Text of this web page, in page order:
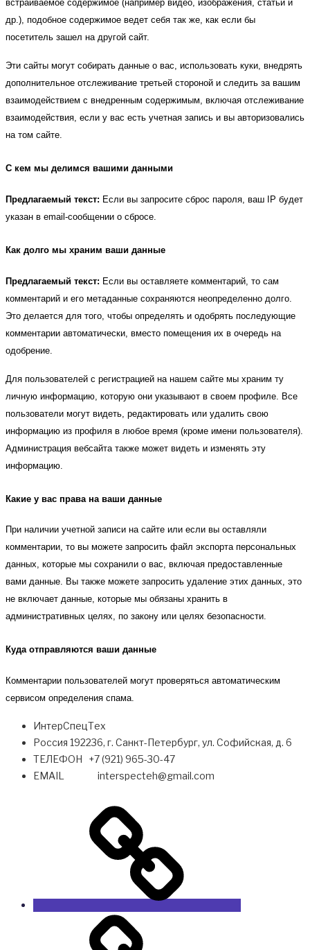
встраиваемое содержимое (например видео, изображения, статьи и
др.), подобное содержимое ведет себя так же, как если бы
посетитель зашел на другой сайт.
Эти сайты могут собирать данные о вас, использовать куки, внедрять
дополнительное отслеживание третьей стороной и следить за вашим
взаимодействием с внедренным содержимым, включая отслеживание
взаимодействия, если у вас есть учетная запись и вы авторизовались
на том сайте.
С кем мы делимся вашими данными
Предлагаемый текст: Если вы запросите сброс пароля, ваш IP будет
указан в email-сообщении о сбросе.
Как долго мы храним ваши данные
Предлагаемый текст: Если вы оставляете комментарий, то сам
комментарий и его метаданные сохраняются неопределенно долго.
Это делается для того, чтобы определять и одобрять последующие
комментарии автоматически, вместо помещения их в очередь на
одобрение.
Для пользователей с регистрацией на нашем сайте мы храним ту
личную информацию, которую они указывают в своем профиле. Все
пользователи могут видеть, редактировать или удалить свою
информацию из профиля в любое время (кроме имени пользователя).
Администрация вебсайта также может видеть и изменять эту
информацию.
Какие у вас права на ваши данные
При наличии учетной записи на сайте или если вы оставляли
комментарии, то вы можете запросить файл экспорта персональных
данных, которые мы сохранили о вас, включая предоставленные
вами данные. Вы также можете запросить удаление этих данных, это
не включает данные, которые мы обязаны хранить в
административных целях, по закону или целях безопасности.
Куда отправляются ваши данные
Комментарии пользователей могут проверяться автоматическим
сервисом определения спама.
ИнтерСпецТех
Россия 192236, г. Санкт-Петербург, ул. Софийская, д. 6
ТЕЛЕФОН +7 (921) 965-30-47
EMAIL interspecteh@gmail.com
CATERPILLAR